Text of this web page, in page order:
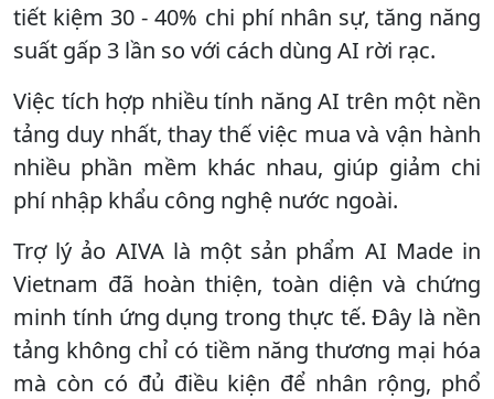
tiết kiệm 30 - 40% chi phí nhân sự, tăng năng
suất gấp 3 lần so với cách dùng AI rời rạc.
Việc tích hợp nhiều tính năng AI trên một nền
tảng duy nhất, thay thế việc mua và vận hành
nhiều phần mềm khác nhau, giúp giảm chi
phí nhập khẩu công nghệ nước ngoài.
Trợ lý ảo AIVA là một sản phẩm AI Made in
Vietnam đã hoàn thiện, toàn diện và chứng
minh tính ứng dụng trong thực tế. Đây là nền
tảng không chỉ có tiềm năng thương mại hóa
mà còn có đủ điều kiện để nhân rộng, phổ